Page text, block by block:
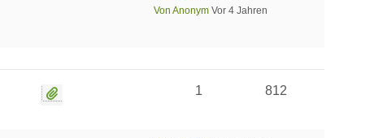
Von Anonym Vor 4 Jahren
812
1